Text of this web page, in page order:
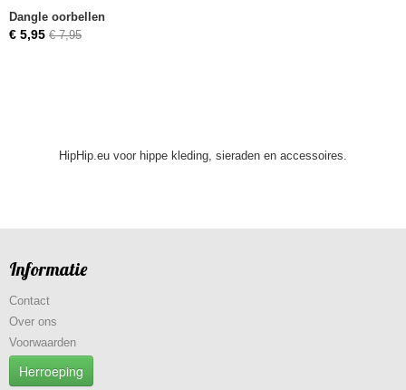
Dangle oorbellen
€ 5,95 € 7,95
HipHip.eu voor hippe kleding, sieraden en accessoires.
Informatie
Contact
Over ons
Voorwaarden
Herroeping